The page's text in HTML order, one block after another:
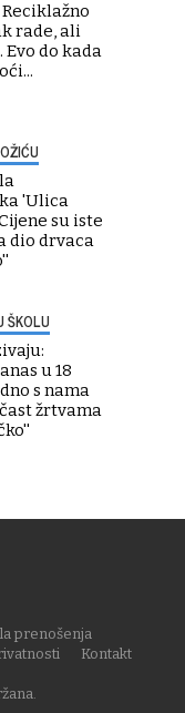
rade, ali
Evo do kada
'Ulica
su iste
dio drvaca
ŠKOLU
u 18
s nama
žrtvama
prenošenja
Kontakt